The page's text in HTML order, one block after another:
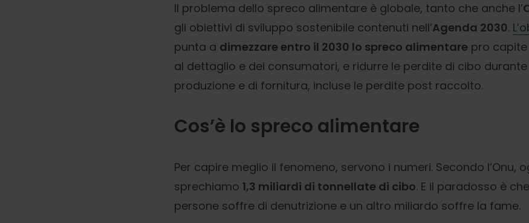
Il problema dello spreco alimentare è globale, tanto che anche l’
gli obiettivi di sviluppo sostenibile contenuti nell’Agenda 2030.
punta a dimezzare entro il 2030 lo spreco alimentare pro
al dettaglio e dei consumatori, e ridurre le perdite di cibo
produzione e di fornitura, incluse le perdite post raccolto.
Cos’è lo spreco alimentare
Per capire meglio il fenomeno, servono i numeri. Secondo l’Onu,
sprechiamo 1,3 miliardi di tonnellate di cibo. E il paradosso è
persone soffre di denutrizione e un altro miliardo soffre la fame.